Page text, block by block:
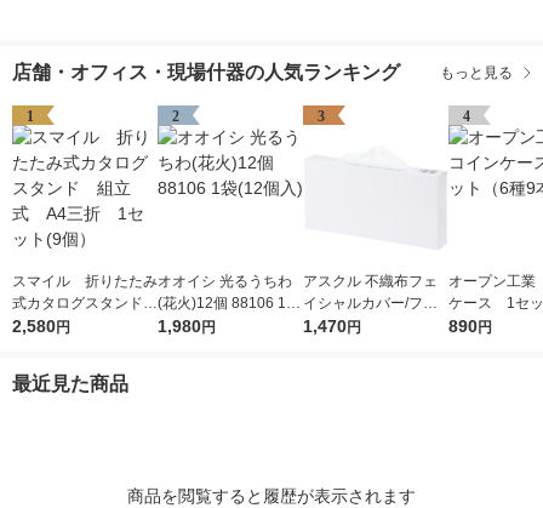
店舗・オフィス・現場什器の人気ランキング もっと見る
1
スマイル 折りたたみ
式カタログスタンド
組立式 A4三折 1セ
2,580円
2
オオイシ 光るうちわ
(花火)12個 88106 1袋
(12個入)
1,980円
3
アスクル 不織布フェ
イシャルカバー/フェ
イスカバー オリジナ
1,470円
4
オープン工
ケース 1セ
種9本入）
890円
最近見た商品
商品を閲覧すると履歴が表示されます